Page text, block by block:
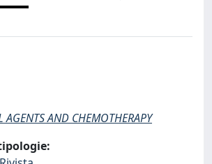
AND CHEMOTHERAPY